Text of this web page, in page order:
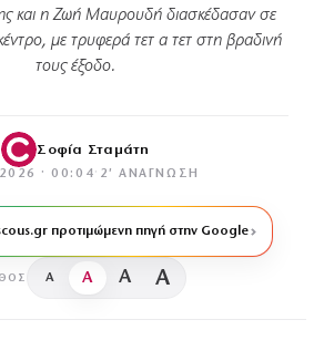
και η Ζωή Μαυρουδή διασκέδασαν σε
με τρυφερά τετ α τετ στη βραδινή
τους έξοδο.
Σοφία Σταμάτη
· 00:04· 2′ ΑΝΆΓΝΩΣΗ
προτιμώμενη πηγή στην Google
A A A A